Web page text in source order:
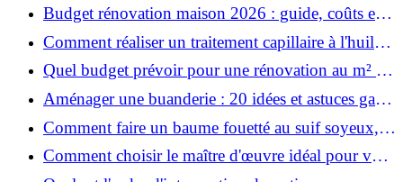
ruiner ?
Budget rénovation maison 2026 : guide, coûts et
astuces
Comment réaliser un traitement capillaire à l'huile
maison efficace ?
Quel budget prévoir pour une rénovation au m² en
2026 ?
Aménager une buanderie : 20 idées et astuces gain
de place pour un espace fonctionnel et stylé
Comment faire un baume fouetté au suif soyeux,
fait maison ?
Comment choisir le maître d'œuvre idéal pour vos
travaux de rénovation ?